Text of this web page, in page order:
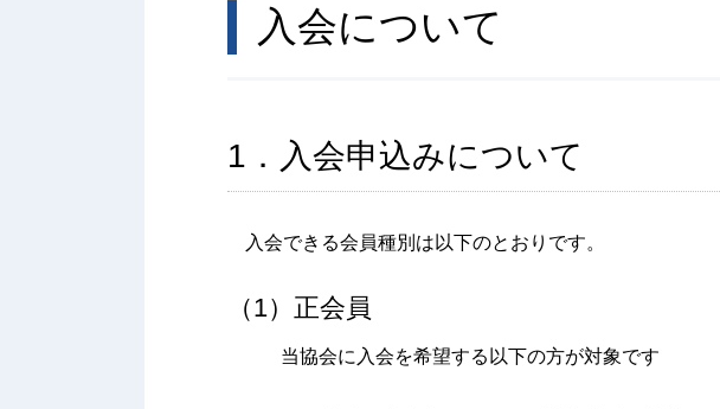
入会について
1．入会申込みについて
入会できる会員種別は以下のとおりです。
（1）正会員
当協会に入会を希望する以下の方が対象です